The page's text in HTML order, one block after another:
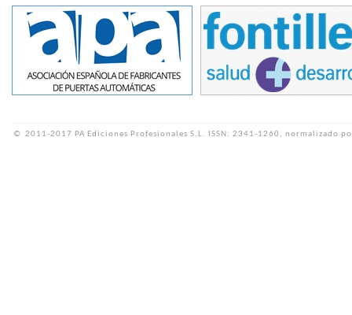
© 2011-2017 PA Ediciones Profesionales S.L. ISSN: 2341-1260, normalizado